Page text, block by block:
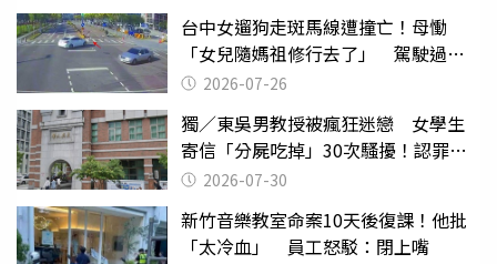
台中女遛狗走斑馬線遭撞亡！母慟
「女兒隨媽祖修行去了」 駕駛過失
致死判9月
2026-07-26
獨／東吳男教授被瘋狂迷戀 女學生
寄信「分屍吃掉」30次騷擾！認罪免
關 2026-07-30
新竹音樂教室命案10天後復課！他批
「太冷血」 員工怒駁：閉上嘴